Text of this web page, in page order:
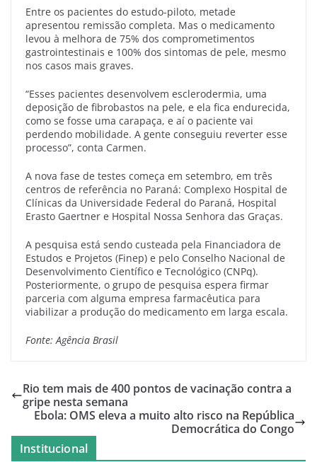
Entre os pacientes do estudo-piloto, metade
apresentou remissão completa. Mas o medicamento
levou à melhora de 75% dos comprometimentos
gastrointestinais e 100% dos sintomas de pele, mesmo
nos casos mais graves.
“Esses pacientes desenvolvem esclerodermia, uma
deposição de fibrobastos na pele, e ela fica endurecida,
como se fosse uma carapaça, e aí o paciente vai
perdendo mobilidade. A gente conseguiu reverter esse
processo”, conta Carmen.
A nova fase de testes começa em setembro, em três
centros de referência no Paraná: Complexo Hospital de
Clínicas da Universidade Federal do Paraná, Hospital
Erasto Gaertner e Hospital Nossa Senhora das Graças.
A pesquisa está sendo custeada pela Financiadora de
Estudos e Projetos (Finep) e pelo Conselho Nacional de
Desenvolvimento Científico e Tecnológico (CNPq).
Posteriormente, o grupo de pesquisa espera firmar
parceria com alguma empresa farmacêutica para
viabilizar a produção do medicamento em larga escala.
Fonte: Agência Brasil
Rio tem mais de 400 pontos de vacinação contra a
gripe nesta semana
Ebola: OMS eleva a muito alto risco na República
Democrática do Congo
Institucional